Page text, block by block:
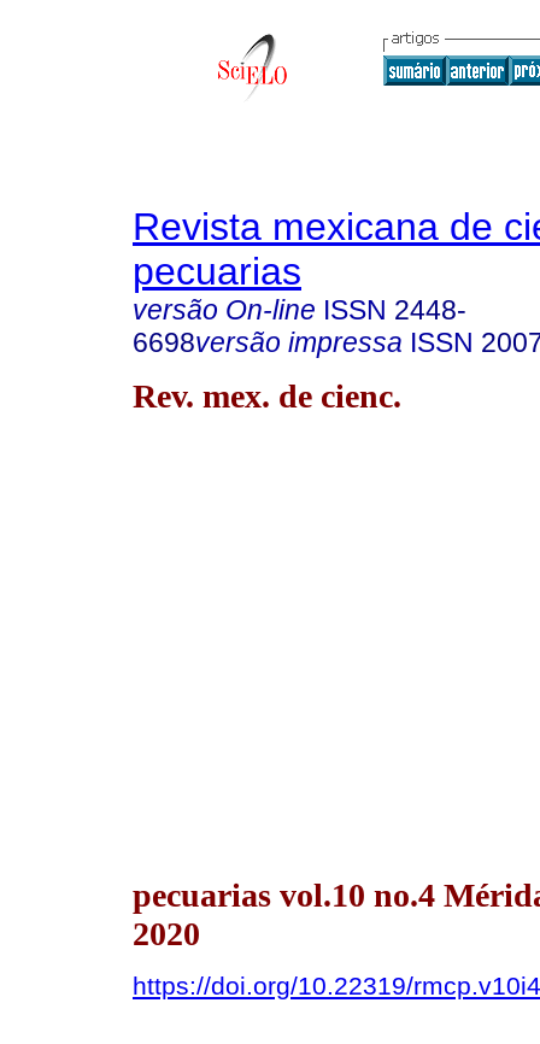
Revista mexicana de
pecuarias
versão On-line ISSN 2448-
6698versão impressa ISSN
Rev. mex. de cienc.
pecuarias vol.10 no.4
2020
https://doi.org/10.22319/